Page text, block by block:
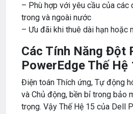
– Phù hợp với yêu cầu của các
trong và ngoài nước
– Ưu đãi khi thuê dài hạn hoặc
Các Tính Năng Đột
PowerEdge Thế Hệ
Điện toán Thích ứng, Tự động
và Chủ động, bền bỉ trong bảo
trọng. Vậy Thế Hệ 15 của Dell